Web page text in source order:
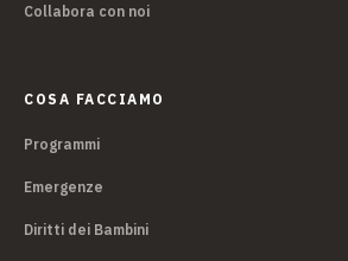
Collabora con noi
COSA FACCIAMO
Programmi
Emergenze
Diritti dei Bambini